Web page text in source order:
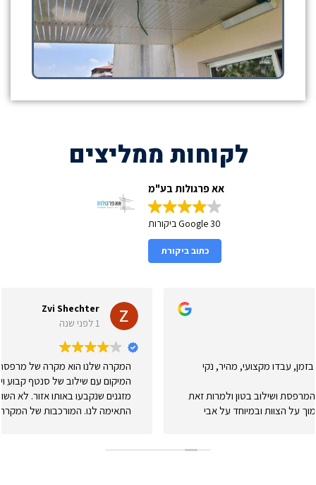
לקוחות ממליצים
אא פרגולות בע"מ
30 Google ביקורות
כתוב ביקורת
המקרה שלנו הוא מקרה של מרפסת מורכבת בבני ברק, גם בגלל
המיקום עם שילוב של סנטף קבוע ויריעה נגללת לצורך סוכה כשרה וגם
מזגנים שנקבעו באותו אזור. לא השווינו יותר מדי מחירים אבל ההצעה
התאימה לנו. המורכבות של המקרה לא נראתה במבט ראשון אבל לאחר
התבצעה כמו שצריך. אנחנו עדיין מחכים לסערות החורף לוודא את זה